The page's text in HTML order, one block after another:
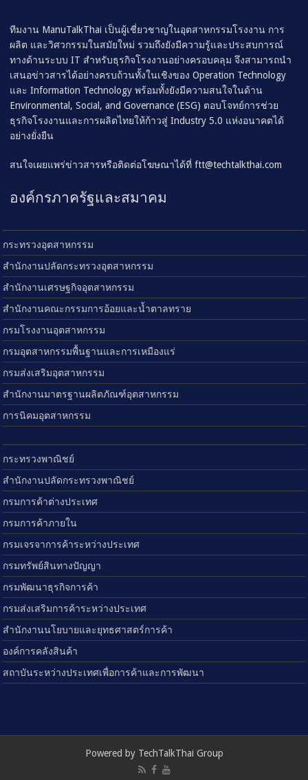
ทีมงาน ManuTalkThai เป็นผู้เชี่ยวชาญในอุตสาหกรรมโรงงาน การ
ผลิต และวิศวกรรมในสมัยใหม่ รวมถึงยังมีความรู้และประสบการณ์
ทางด้านระบบ IT สำหรับธุรกิจโรงงานอย่างครอบคลุม จึงสามารถนำ
เสนอข่าวสารได้อย่างครบถ้วนทั้งในเชิงของ Operation Technology
และ Information Technology พร้อมทั้งยังมีความสนใจในด้าน
Environmental, Social, and Governance (ESG) ตอบโจทย์การช่วย
ธุรกิจโรงงานและการผลิตไทยให้ก้าวสู่ Industry 5.0 แห่งอนาคตได้
อย่างยั่งยืน
สนใจเผยแพร่ข่าวสารหรือติดต่อโฆษณาได้ที่ftt@techtalkthai.com
องค์กรภาครัฐและสมาคม
กระทรวงอุตสาหกรรม
สำนักงานปลัดกระทรวงอุตสาหกรรม
สำนักงานเศรษฐกิจอุตสาหกรรม
สำนักงานคณะกรรมการอ้อยและน้ำตาลทราย
กรมโรงงานอุตสาหกรรม
กรมอุตสาหกรรมพื้นฐานและการเหมืองแร่
กรมส่งเสริมอุตสาหกรรม
สำนักงานมาตรฐานผลิตภัณฑ์อุตสาหกรรม
การนิคมอุตสาหกรรม
กระทรวงพาณิชย์
สำนักงานปลัดกระทรวงพาณิชย์
กรมการค้าต่างประเทศ
กรมการค้าภายใน
กรมเจรจาการค้าระหว่างประเทศ
กรมทรัพย์สินทางปัญญา
กรมพัฒนาธุรกิจการค้า
กรมส่งเสริมการค้าระหว่างประเทศ
สำนักงานนโยบายและยุทธศาสตร์การค้า
องค์การคลังสินค้า
สถาบันระหว่างประเทศเพื่อการค้าและการพัฒนา
Powered by TechTalkThai Group